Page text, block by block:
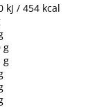
kJ / 454 kcal
g
g